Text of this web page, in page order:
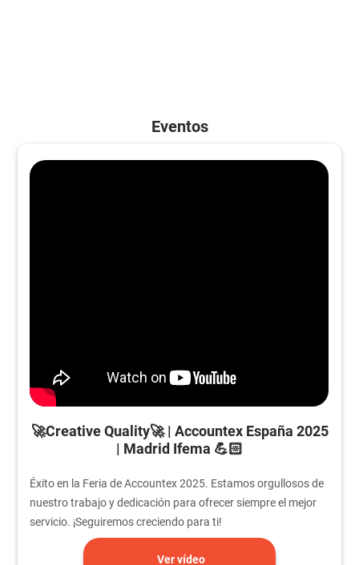
Eventos
🚀Creative Quality🚀 | Accountex España 2025
| Madrid Ifema 💪🏻
Éxito en la Feria de Accountex 2025. Estamos orgullosos de
nuestro trabajo y dedicación para ofrecer siempre el mejor
servicio. ¡Seguiremos creciendo para ti!
Ver vídeo